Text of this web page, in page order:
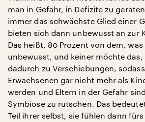
man in Gefahr, in Defizite zu
immer das schwächste Glied einer
bieten sich dann unbewusst an zur
Das heißt, 80 Prozent von dem,
unbewusst, und keiner möchte das,
dadurch zu Verschiebungen,
Erwachsenen gar nicht mehr als
werden und Eltern in der Gefahr
Symbiose zu rutschen. Das
Teil ihrer selbst, sie fühlen dann